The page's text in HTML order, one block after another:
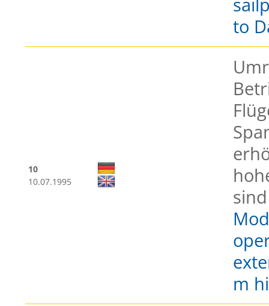
to
10
10.07.1995
sind
m